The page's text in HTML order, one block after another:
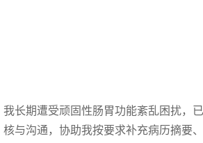
我长期遭受顽固性肠胃功能紊乱困扰，
核与沟通，协助我按要求补充病历摘要